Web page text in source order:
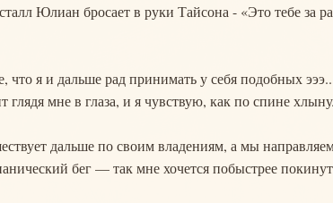
Юлиан бросает в руки Тайсона - «Это тебе за
что я и дальше рад принимать у себя подобных
глядя мне в глаза, и я чувствую, как по спине
дальше по своим владениям, а мы
бег — так мне хочется побыстрее